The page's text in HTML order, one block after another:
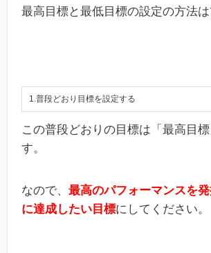
最高目標と最低目標の設定の方法は
1.普段どおり目標を設定する
この普段どおりの目標は「最高目
す。
なので、 最高のパフォーマンスを
に達成したい目標にしてください。